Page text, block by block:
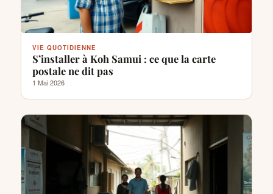
VIE QUOTIDIENNE
S’installer à Koh Samui : ce que la carte
postale ne dit pas
1 Mai 2026